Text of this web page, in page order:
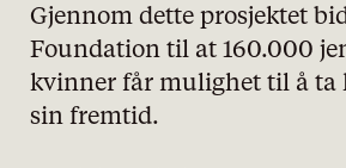
Gjennom dette prosjektet
Foundation til at 160.000
kvinner får mulighet til å ta
sin fremtid.